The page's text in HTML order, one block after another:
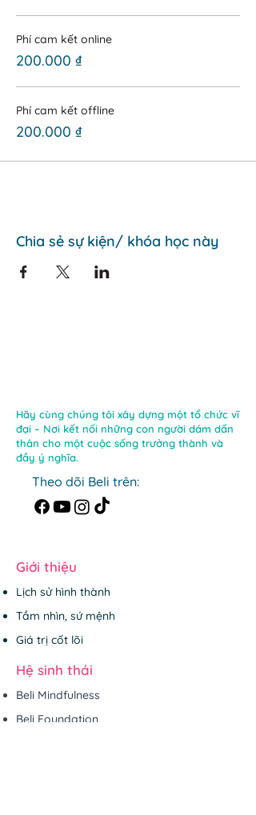
Phí cam kết online
200.000 ₫
Phí cam kết offline
200.000 ₫
Chia sẻ sự kiện/ khóa học này
Hãy cùng chúng tôi xây dựng một tổ chức vĩ
đại – Nơi kết nối những con người dám dấn
thân cho một cuộc sống trưởng thành và
đầy ý nghĩa.
Theo dõi Beli trên:
Giới thiệu
Lịch sử hình thành
Tầm nhìn, sứ mệnh
Giá trị cốt lõi
Hệ sinh thái
Beli Mindfulness
Beli Foundation